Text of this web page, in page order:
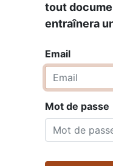
tout
entraînera
Email
Mot de passe